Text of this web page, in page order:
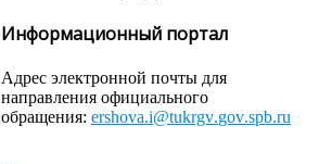
Информационный портал
Адрес электронной почты для
направления официального
обращения: ershova.i@tukrgv.gov.spb.ru